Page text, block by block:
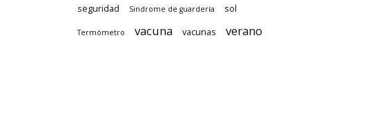
seguridad Sindrome de guardería sol
Termómetro vacuna vacunas verano